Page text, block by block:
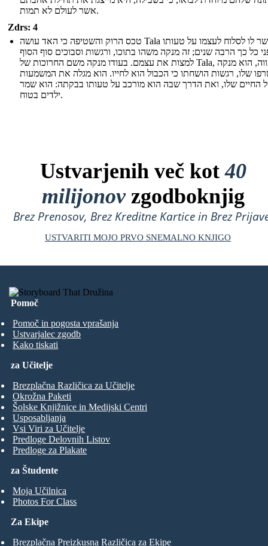
אשר לעולם לא תמות.
Zdrs: 4
טכס הרוק והשטיפה כי האד עושה Tala מאפשר לו לסלוח לעצמו על טעותו
כל כך הרבה שנים; זה מנקה משהו בתוכו, ורגשות וסבוכים סוף הסוף
למצות את עצמם. בעודו מנקה משם החרוכות של Tala, עור מעווה, הוא מנקה
שלו, רגשות הושחתו כי הכבול הוא לחייו. הוא מגלה את המשמעות
החיים שלו, ואת הדרך שבה הוא מורכב על טעותו בבקתה: הוא שמר
ילדים בטוח.
Ustvarjenih več kot40
milijonovzgodboknjig
Brez Prenosov, Brez Kreditne Kartice in Brez
USTVARITI MOJO PRVO SNEMALNO KNJIGO
Pomoč
Pomoč in pogosta vprašanja
Ustvarjalec zgodb
Kako tiskati
za Študente
Moja Učilnica
Photos For Class
za Učitelje
Brezplačna Različica za Učitelje
Okrožna Paketi
Šolske Knjižnice in Medijski Centri
Usposabljanja
Vsi Viri za Učitelje
Predloge Delovnih Listov
Predloge za Plakate
Za Ekipe
Brezplačna Preizkusna Različica za Ekipe